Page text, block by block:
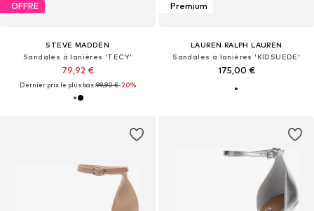
OFFRE
STEVE MADDEN
Sandales à lanières 'TECY'
79,92 €
Dernier prix le plus bas :99,90 €-20%
Premium
LAUREN RALPH LAUREN
Sandales à lanières 'KIDSUEDE'
175,00 €